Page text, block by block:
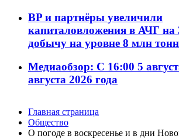
BP и партнёры увеличили
капиталовложения в АЧГ на
добычу на уровне 8 млн тонн
Медиаобзор: С 16:00 5
августа 2026 года
Главная страница
Общество
О погоде в воскресенье и в дни